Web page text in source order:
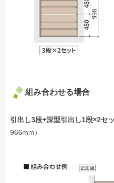
組み合わせる場合
引出し3段+深型引出し1段×2セ
966mm）